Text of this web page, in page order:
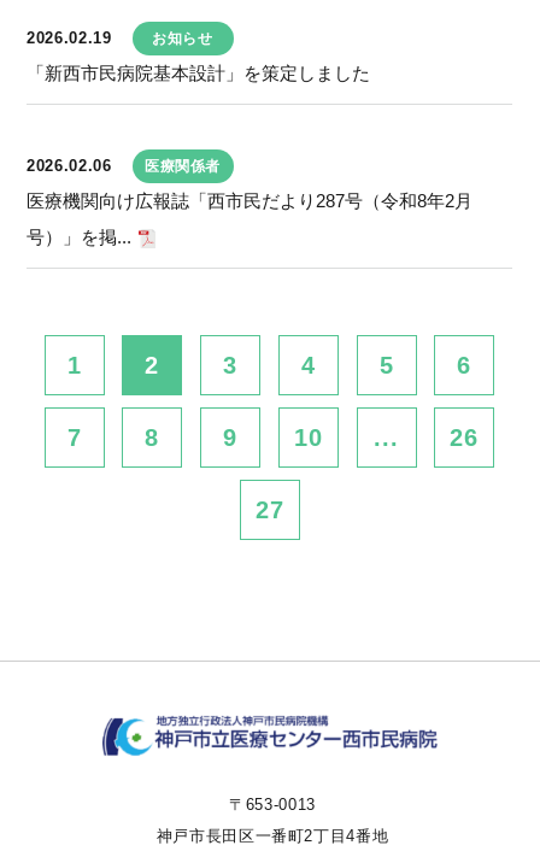
2026.02.19 お知らせ
「新西市民病院基本設計」を策定しました
2026.02.06 医療関係者
医療機関向け広報誌「西市民だより287号（令和8年2月
号）」を掲...
1 2 3 4 5 6
7 8 9 10 ... 26
27
〒653-0013
神戸市長田区一番町2丁目4番地